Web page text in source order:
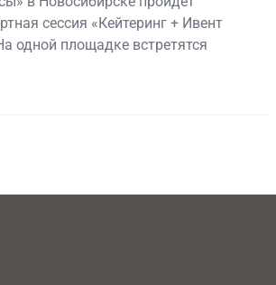
сессия «Кейтеринг + Ивент
одной площадке встретятся